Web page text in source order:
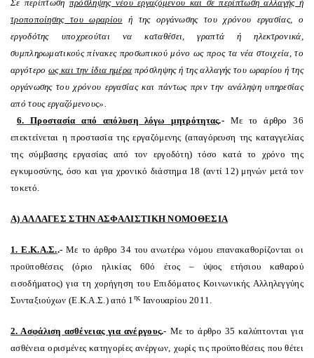
Σε περίπτωση πρόσληψης νέου εργαζόμενου και σε περίπτωση αλλαγής ή
τροποποίησης του ωραρίου ή της οργάνωσης του χρόνου εργασίας, ο
εργοδότης υποχρεούται να καταθέσει, γραπτά ή ηλεκτρονικά,
συμπληρωματικούς πίνακες προσωπικού μόνο ως προς τα νέα στοιχεία, το
αργότερο ως και την ίδια ημέρα πρόσληψης ή της αλλαγής του ωραρίου ή της
οργάνωσης του χρόνου εργασίας και πάντως πριν την ανάληψη υπηρεσίας
από τους εργαζόμενους».
6. Προστασία από απόλυση λόγω μητρότητας.- Με το άρθρο 36
επεκτείνεται η προστασία της εργαζόμενης (απαγόρευση της καταγγελίας
της σύμβασης εργασίας από τον εργοδότη) τόσο κατά το χρόνο της
εγκυμοσύνης, όσο και για χρονικό διάστημα 18 (αντί 12) μηνών μετά τον
τοκετό.
Α) ΑΛΛΑΓΕΣ ΣΤΗΝ ΑΣΦΑΛΙΣΤΙΚΗ ΝΟΜΟΘΕΣΙΑ
1. Ε.Κ.Α.Σ..- Με το άρθρο 34 του ανωτέρω νόμου επανακαθορίζονται οι
προϋποθέσεις (όριο ηλικίας 60ό έτος – ύψος ετήσιου καθαρού
εισοδήματος) για τη χορήγηση του Επιδόματος Κοινωνικής Αλληλεγγύης
Συνταξιούχων (Ε.Κ.Α.Σ.) από 1ης Ιανουαρίου 2011.
2. Ασφάλιση ασθένειας για ανέργους.- Με το άρθρο 35 καλύπτονται για
ασθένεια ορισμένες κατηγορίες ανέργων, χωρίς τις προϋποθέσεις που θέτει